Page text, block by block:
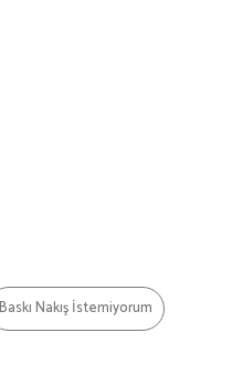
Baskı Nakış İstemiyorum